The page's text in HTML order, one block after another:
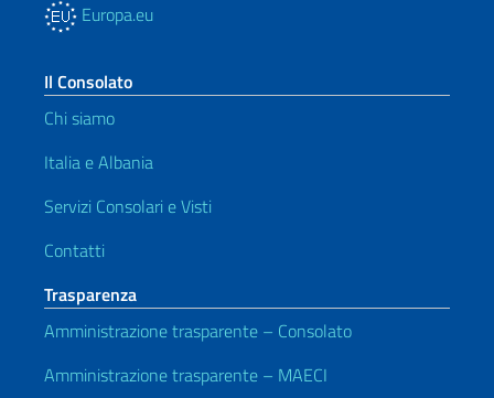
Europa.eu
Il Consolato
Chi siamo
Italia e Albania
Servizi Consolari e Visti
Contatti
Trasparenza
Amministrazione trasparente – Consolato
Amministrazione trasparente – MAECI